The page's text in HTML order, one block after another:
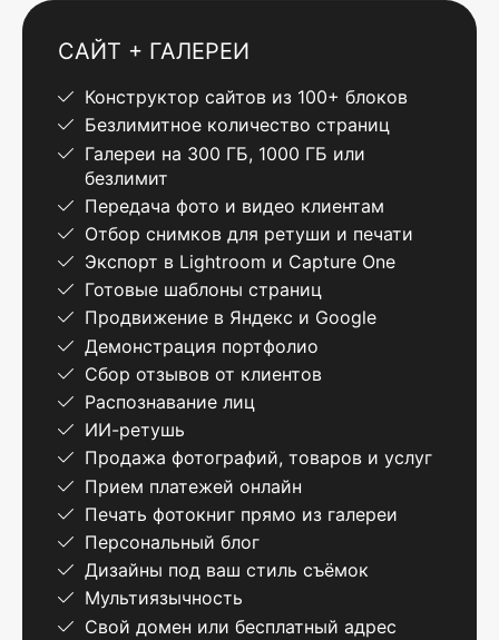
САЙТ + ГАЛЕРЕИ
Конструктор сайтов из 100+ блоков
Безлимитное количество страниц
Галереи на 300 ГБ, 1000 ГБ или
безлимит
Передача фото и видео клиентам
Отбор снимков для ретуши и печати
Экспорт в Lightroom и Capture One
Готовые шаблоны страниц
Продвижение в Яндекс и Google
Демонстрация портфолио
Сбор отзывов от клиентов
Распознавание лиц
ИИ-ретушь
Продажа фотографий, товаров и услуг
Прием платежей онлайн
Печать фотокниг прямо из галереи
Персональный блог
Дизайны под ваш стиль съёмок
Мультиязычность
Свой домен или бесплатный адрес